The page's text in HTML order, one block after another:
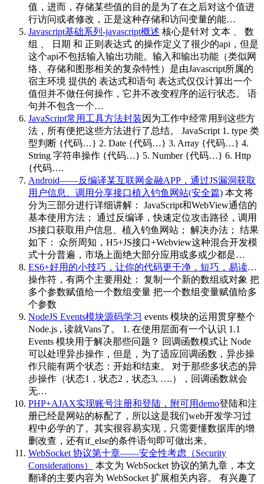
值，进而，存储某些值的目的是为了在之后对这个值进
行访问或者修改，正是这种存储和访问变量的能…
Javascript基础系列-javascript概述 核心是针对 文本 、 数
组 、 日期 和 正则表达式 的操作定义了很少的api，但是
这个api不包括输入输出功能。输入和输出功能（类似网
络、存储和图形相关的复杂特性）是由Javascript所属的
宿主环境 提供的 表达式和语句 表达式仅仅计算出一个
值但并不做任何操作，它并不改变程序的运行状态。 语
句并不包含一个…
JavaScript常用工具方法封装因为工作中经常用到这些方
法，所有便把这些方法进行了总结。 JavaScript 1. type 类
型判断 {代码…} 2. Date {代码…} 3. Array {代码…} 4.
String 字符串操作 {代码…} 5. Number {代码…} 6. Http
{代码….
Android——反编译某互联网金融APP，通过JS漏洞获取
用户信息、调用分享接口植入钓鱼网站(安全篇) 本文将
分为三部分进行详细讲解： JavaScript和WebView通信的
基本使用方法； 通过反编译，快速定位攻击路径，调用
JS接口获取用户信息、植入钓鱼网站； 解决办法； 结果
如下： 众所周知，H5+JS接口+Webview这种混合开发模
式十分普遍，市场上面绝大部分应用或多或少都是…
ES6+好用的小技巧，让你的代码更干净，短巧，易读…
操作符，有两个主要用处： 复制一个新的数组或对象 把
多个参数赋值给一个数组变量 把一个数组变量赋值给多
个参数
NodeJS Events模块源码学习 events 模块的运用贯穿整个
Node.js , 读就Vans了。 1. 在使用层面有一个认识 1.1
Events 模块用于解决那些问题？ 回调函数模式让 Node
可以处理异步操作，但是，为了适应回调函数，异步操
作只能有两个状态：开始和结束。 对于那些多状态的异
步操作（状态1，状态2，状态3, ….），回调函数就会
无…
PHP+AJAX实现账号注册和登陆，附可用demo登陆和注
册已经是网站的标配了，所以这是我们web开发学习过
程中必学的了。其实很容易实现，只需要懂数据库的增
删改查，还有if_else的条件语句即可做出来。
WebSocket 协议第十章——安全性考虑（Security
Considerations）
本文为 WebSocket 协议的第九章，本文
翻译的主要内容为 WebSocket 扩展相关内容。 有兴趣了